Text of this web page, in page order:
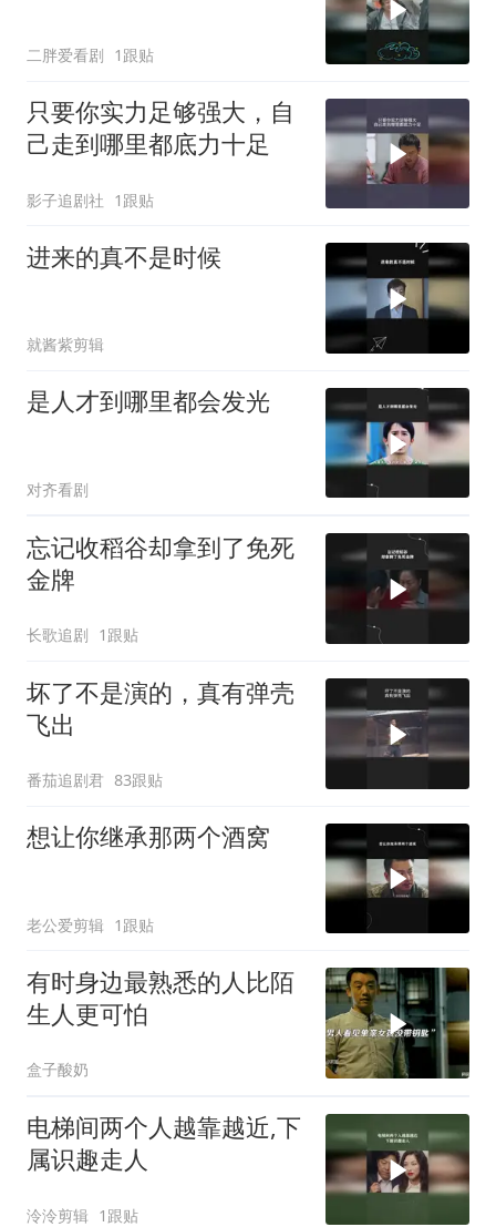
二胖爱看剧 1跟贴
只要你实力足够强大，自
己走到哪里都底力十足
影子追剧社 1跟贴
进来的真不是时候
就酱紫剪辑
是人才到哪里都会发光
对齐看剧
忘记收稻谷却拿到了免死
金牌
长歌追剧 1跟贴
坏了不是演的，真有弹壳
飞出
番茄追剧君 83跟贴
想让你继承那两个酒窝
老公爱剪辑 1跟贴
有时身边最熟悉的人比陌
生人更可怕
盒子酸奶
电梯间两个人越靠越近,下
属识趣走人
泠泠剪辑 1跟贴